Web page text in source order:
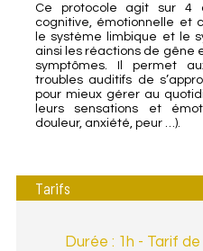
Ce protocole agit sur 4
cognitive, émotionnelle et
le système limbique et le
ainsi les réactions de gêne
symptômes. Il permet
troubles auditifs de
pour mieux gérer au
leurs sensations et
douleur, anxiété, peur …).
Tarifs
Durée : 1h - Tarif